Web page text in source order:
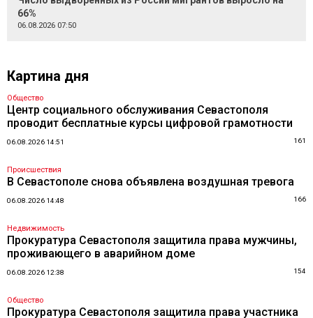
66%
06.08.2026 07:50
Картина дня
Общество
Центр социального обслуживания Севастополя
проводит бесплатные курсы цифровой грамотности
06.08.2026 14:51 161
Происшествия
В Севастополе снова объявлена воздушная тревога
06.08.2026 14:48 166
Недвижимость
Прокуратура Севастополя защитила права мужчины,
проживающего в аварийном доме
06.08.2026 12:38 154
Общество
Прокуратура Севастополя защитила права участника